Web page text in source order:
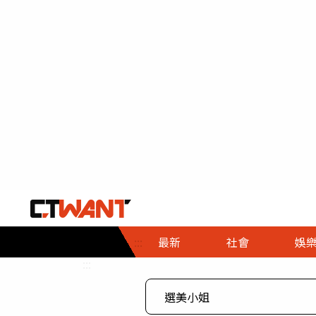
::: 最新 社會
社會首頁
時事
娛樂
娛樂首頁
即時
專題
財經首頁
熱線
３Ｃ
政